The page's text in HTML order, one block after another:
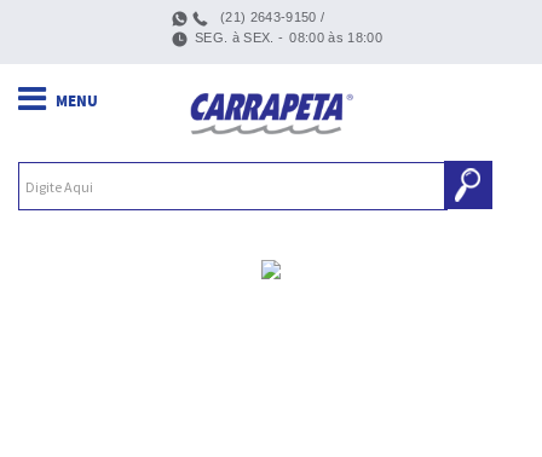
(21) 2643-9150 /
SEG. à SEX. - 08:00 às 18:00